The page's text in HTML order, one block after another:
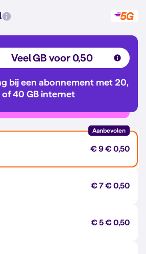
Veel GB voor 0,50
bij een abonnement met 20,
40 GB internet
Aanbevolen
€ 9€ 0,50
€ 7€ 0,50
€ 5€ 0,50